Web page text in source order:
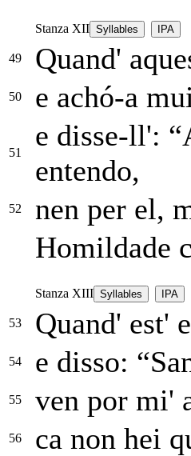
Stanza XII Syllables IPA
49 Quand'
50 e achó-a
51
e disse-ll':
entendo,
52
nen per el,
Homildade
Stanza XIII Syllables IPA
53 Quand' est'
54 e disso:
55 ven por mi'
56
ca non hei